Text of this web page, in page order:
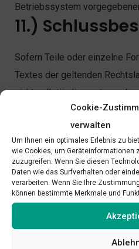
Cookie-
verwalten
Um Ihnen ein optimales Erlebnis zu
wie Cookies, um Geräteinformationen
zuzugreifen. Wenn Sie diesen
Daten wie das Surfverhalten oder
verarbeiten. Wenn Sie Ihre
können bestimmte Merkmale und
Betriebssystem
11.)
Sofern Teile oder einzelne
Textes der geltenden
nicht vollständige
in ihrem Inhalt und ihrer
Anstelle einer unwirksamen
Entstehen einer Lücke
rechtlich zulässige Regelung
am nächsten kommt, was
Nutzungsbedingungen bei
oder Lücke gewollt gewesen